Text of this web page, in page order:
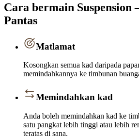
Cara bermain Suspension
Pantas
Matlamat
Kosongkan semua kad daripada
memindahkannya ke timbunan
Memindahkan kad
Anda boleh memindahkan kad ke
satu pangkat lebih tinggi atau lebih
teratas di sana.